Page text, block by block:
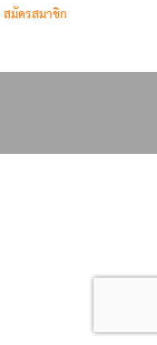
สมัครสมาชิก